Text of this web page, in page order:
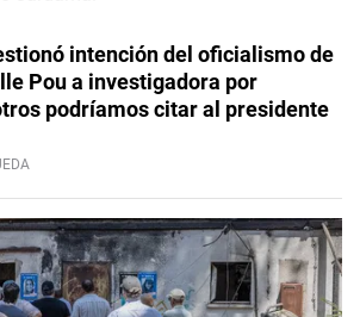
intención del oficialismo de
Pou a investigadora por
podríamos citar al presidente